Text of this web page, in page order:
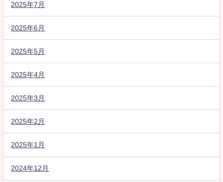
2025年7月
2025年6月
2025年5月
2025年4月
2025年3月
2025年2月
2025年1月
2024年12月